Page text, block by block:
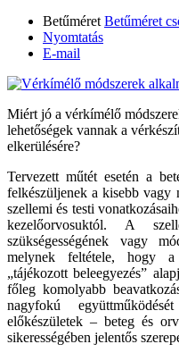
Betűméret Betűméret
Nyomtatás
E-mail
Miért jó a vérkímélő
lehetőségek vannak a
elkerülésére?
Tervezett műtét esetén a
felkészüljenek a kisebb vagy
szellemi és testi
kezelőorvosuktól. A
szükségességének vagy
melynek feltétele, hogy
„tájékozott beleegyezés”
főleg komolyabb
nagyfokú
előkészületek – beteg és
sikerességében jelentős